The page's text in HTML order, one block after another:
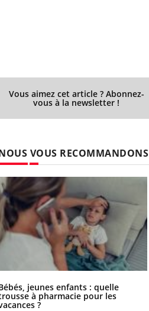
Vous aimez cet article ? Abonnez-
vous à la newsletter !
VOUS RECOMMANDONS
jeunes enfants : quelle
à pharmacie pour les
?